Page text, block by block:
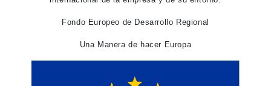
Fondo Europeo de Desarrollo Regional
Una Manera de hacer Europa